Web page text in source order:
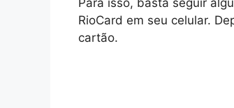
Para isso, basta seguir
RioCard em seu celular.
cartão.